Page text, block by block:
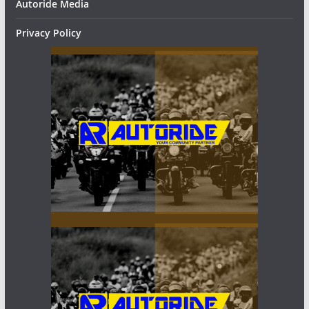
Autoride Media
Privacy Policy